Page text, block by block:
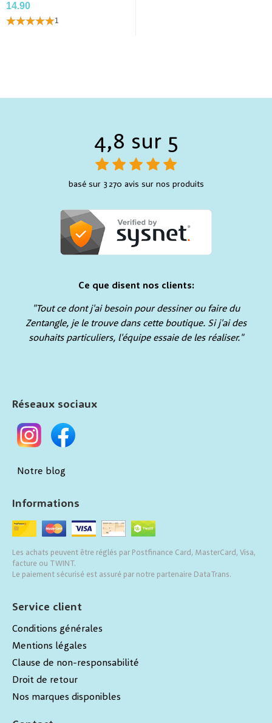
14.90
1
4,8 sur 5
basé sur 3 270 avis sur nos produits
Ce que disent nos clients:
"Tout ce dont j'ai besoin pour dessiner ou faire du
Zentangle, je le trouve dans cette boutique. Si j'ai des
souhaits particuliers, l'équipe essaie de les réaliser."
Service client
Conditions générales
Mentions légales
Clause de non-responsabilité
Droit de retour
Nos marques disponibles
Informations
Les achats peuvent être réglés par Postfinance Card, MasterCard, Visa,
facture ou TWINT.
Le paiement sécurisé est assuré par notre partenaire DataTrans.
Réseaux sociaux
Notre blog